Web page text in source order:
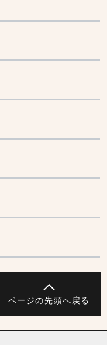
ページの先頭へ戻る